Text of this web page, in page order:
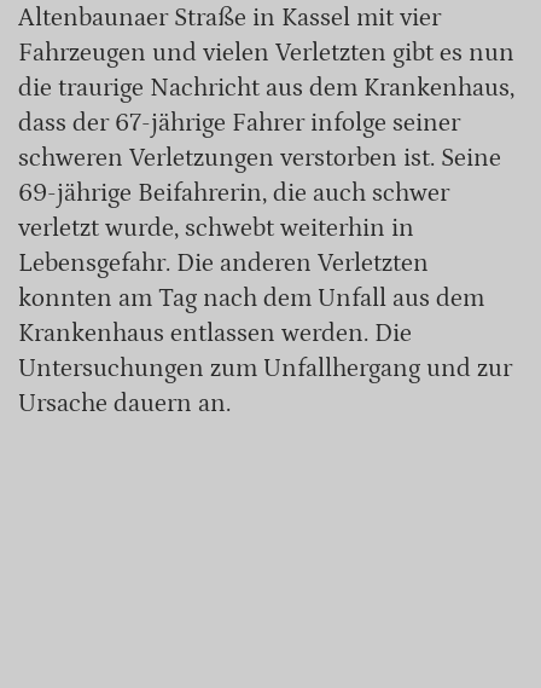
Altenbaunaer Straße in Kassel mit vier
Fahrzeugen und vielen Verletzten gibt es nun
die traurige Nachricht aus dem Krankenhaus,
dass der 67-jährige Fahrer infolge seiner
schweren Verletzungen verstorben ist. Seine
69-jährige Beifahrerin, die auch schwer
verletzt wurde, schwebt weiterhin in
Lebensgefahr. Die anderen Verletzten
konnten am Tag nach dem Unfall aus dem
Krankenhaus entlassen werden. Die
Untersuchungen zum Unfallhergang und zur
Ursache dauern an.